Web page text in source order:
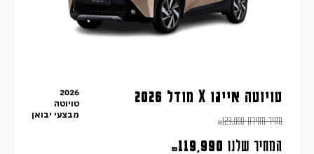
טויוטה אייגו X מודל 2026
מחיר מחירון ₪123,990
המחיר שלנו ₪119,990
2026
טויוטה
מבצעי יבואן